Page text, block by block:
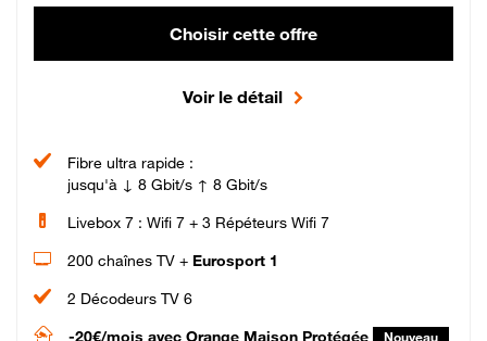
Choisir cette offre
Voir le détail
Fibre ultra rapide :
jusqu'à ↓ 8 Gbit/s ↑ 8 Gbit/s
Livebox 7 : Wifi 7 + 3 Répéteurs Wifi 7
200 chaînes TV + Eurosport 1
2 Décodeurs TV 6
-20€/mois avec Orange Maison Protégée Nouveau